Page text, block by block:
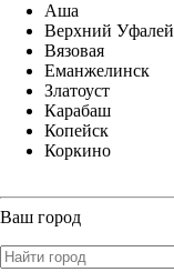
Аша
Верхний Уфалей
Вязовая
Еманжелинск
Златоуст
Карабаш
Копейск
Коркино
Ваш город